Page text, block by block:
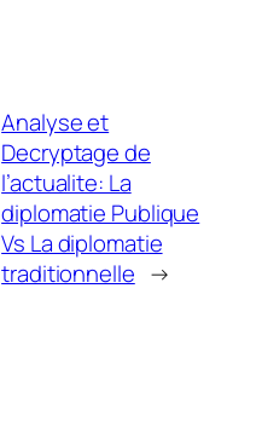
Analyse et
Decryptage de
l’actualite: La
diplomatie Publique
Vs La diplomatie
traditionnelle →